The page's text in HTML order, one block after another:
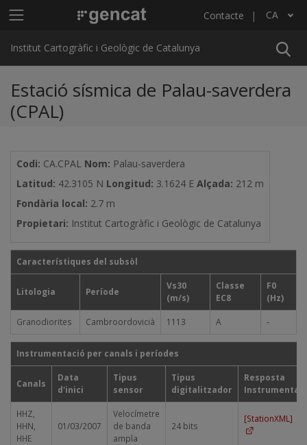
Menú principal ICGC Contacte CA
Llista les accions addicionals
Institut Cartogràfic i Geològic de Catalunya
Estació sísmica de Palau-saverdera
(CPAL)
Codi: CA.CPAL Nom: Palau-saverdera
Latitud: 42.3105 N Longitud: 3.1624 E Alçada: 212 m
Fondària local: 2.7 m
Propietari: Institut Cartogràfic i Geològic de Catalunya
Característiques del subsòl
Litologia Període
Vs30
(m/s)
Classe
EC8
F0
(Hz)
Granodiorites Cambroordovicià 1113 A -
Instrumentació per canals i períodes
Canals
Data
d'inici
Tipus
sensor
Tipus
digitalitzador
Resposta
Instrumental
HHZ,
HHN,
HHE
01/03/2007
Velocímetre
de banda
ampla
24 bits
[StationXML]